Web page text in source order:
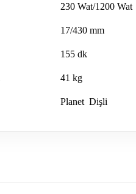
230 Wat/1200 Wat
17/430 mm
155 dk
41 kg
Planet Dişli